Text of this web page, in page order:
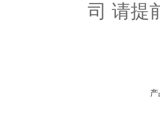
司 请提